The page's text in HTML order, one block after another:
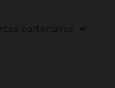
partenaires